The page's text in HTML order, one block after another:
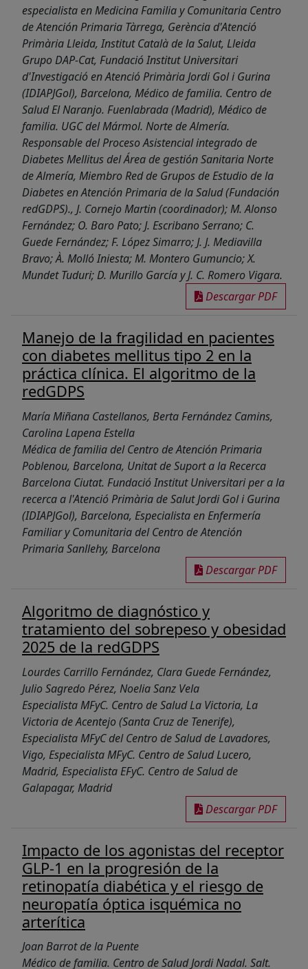
especialista en Medicina Familia y Comunitaria Centro
de Atención Primaria Tàrrega, Gerència d'Atenció
Primària Lleida, Institut Català de la Salut, Lleida
Grupo DAP-Cat, Fundació Institut Universitari
d'Investigació en Atenció Primària Jordi Gol i Gurina
(IDIAPJGol), Barcelona, Médico de familia. Centro de
Salud El Naranjo. Fuenlabrada (Madrid), Médico de
familia. UGC del Mármol. Norte de Almería.
Responsable del Proceso Asistencial integrado de
Diabetes Mellitus del Área de gestión Sanitaria Norte
de Almería, Miembro Red de Grupos de Estudio de la
Diabetes en Atención Primaria de la Salud (Fundación
redGDPS)., J. Cornejo Martin (coordinador); M. Alonso
Fernández; O. Baro Pato; J. Escribano Serrano; C.
Guede Fernández; F. López Simarro; J. J. Mediavilla
Bravo; À. Molló Iniesta; M. Montero Gumuncio; X.
Mundet Tuduri; D. Murillo García y J. C. Romero Vigara.
Descargar PDF
Manejo de la fragilidad en pacientes
con diabetes mellitus tipo 2 en la
práctica clínica. El algoritmo de la
redGDPS
María Miñana Castellanos, Berta Fernández Camins,
Carolina Lapena Estella
Médica de familia del Centro de Atención Primaria
Poblenou, Barcelona, Unitat de Suport a la Recerca
Barcelona Ciutat. Fundació Institut Universitari per a la
recerca a l'Atenció Primària de Salut Jordi Gol i Gurina
(IDIAPJGol), Barcelona, Especialista en Enfermería
Familiar y Comunitaria del Centro de Atención
Primaria Sanllehy, Barcelona
Descargar PDF
Algoritmo de diagnóstico y
tratamiento del sobrepeso y obesidad
2025 de la redGDPS
Lourdes Carrillo Fernández, Clara Guede Fernández,
Julio Sagredo Pérez, Noelia Sanz Vela
Especialista MFyC. Centro de Salud La Victoria, La
Victoria de Acentejo (Santa Cruz de Tenerife),
Especialista MFyC del Centro de Salud de Lavadores,
Vigo, Especialista MFyC. Centro de Salud Lucero,
Madrid, Especialista EFyC. Centro de Salud de
Galapagar, Madrid
Descargar PDF
Impacto de los agonistas del receptor
GLP-1 en la progresión de la
retinopatía diabética y el riesgo de
neuropatía óptica isquémica no
arterítica
Joan Barrot de la Puente
Médico de familia. Centro de Salud Jordi Nadal. Salt.